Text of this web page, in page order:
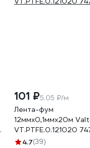
101 ₽5.05 ₽/м
Лента-фум
12ммх0,1ммх20м
VT.PTFE.0.121020
4.7(39)